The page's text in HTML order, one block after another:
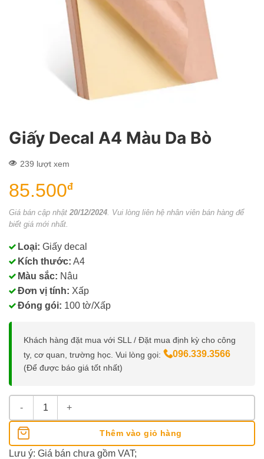
Giấy Decal A4 Màu Da Bò
239 lượt xem
85.500đ
Giá bán cập nhật 20/12/2024 . Vui lòng liên hệ nhân viên bán hàng để
biết giá mới nhất.
Loại: Giấy decal
Kích thước: A4
Màu sắc: Nâu
Đơn vị tính: Xấp
Đóng gói: 100 tờ/Xấp
Khách hàng đặt mua với SLL / Đặt mua định kỳ cho công
ty, cơ quan, trường học. Vui lòng gọi:
096.339.3566
(Để được báo giá tốt nhất)
Giấy Decal A4 Màu Da Bò số lượng
Thêm vào giỏ hàng
Lưu ý: Giá bán chưa gồm VAT;